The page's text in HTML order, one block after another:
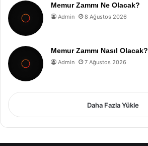
Memur Zammı Ne Olacak?
Admin 8 Ağustos 2026
Memur Zammı Nasıl Olacak?
Admin 7 Ağustos 2026
Daha Fazla Yükle